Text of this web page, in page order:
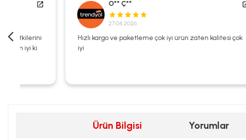
O** Ç**
27.04.2026
Hızlı kargo ve paketleme çok iyi ürün zaten kalitesi çok
Ürün Bilgisi Yorumlar